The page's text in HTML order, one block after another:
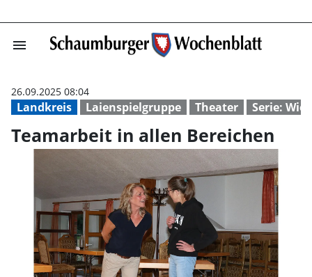
menu Teamarbeit in
Landkreis Laienspielgruppe Theater Serie:
26.09.2025 08:04
Teamarbeit in allen Bereichen